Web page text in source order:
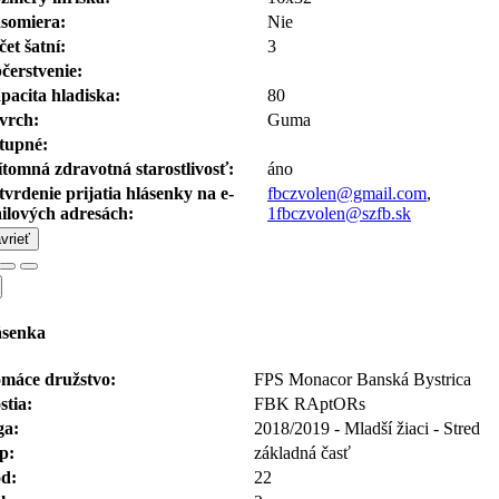
Nie
šatní:
3
hladiska:
80
Guma
zdravotná starostlivosť:
áno
prijatia hlásenky na e-
adresách:
fbczvolen@gmail.com,
1fbczvolen@szfb.sk
družstvo:
FPS Monacor Banská Bystrica
FBK RAptORs
2018/2019 - Mladší žiaci - Stred
základná časť
22